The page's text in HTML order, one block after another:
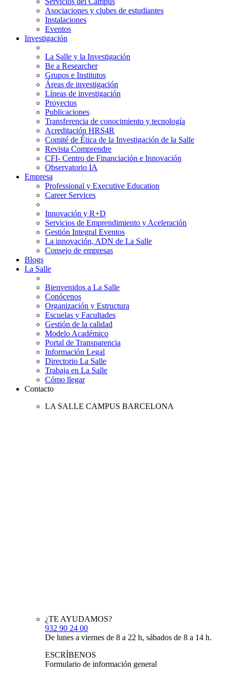
Asociaciones y clubes de estudiantes
Instalaciones
Eventos
Investigación
La Salle y la Investigación
Be a Researcher
Grupos e Institutos
Áreas de investigación
Líneas de investigación
Proyectos
Publicaciones
Transferencia de conocimiento y tecnología
Acreditación HRS4R
Comité de Ética de la Investigación de la Salle
Revista Comprendre
CFI- Centro de Financiación e Innovación
Observatorio IA
Empresa
Professional y Executive Education
Career Services
Innovación y R+D
Servicios de Emprendimiento y Aceleración
Gestión Integral Eventos
La innovación, ADN de La Salle
Consejo de empresas
Blogs
La Salle
Bienvenidos a La Salle
Conócenos
Organización y Estructura
Escuelas y Facultades
Gestión de la calidad
Modelo Académico
Portal de Transparencia
Información Legal
Directorio La Salle
Trabaja en La Salle
Cómo llegar
Contacto
LA SALLE CAMPUS BARCELONA
¿TE AYUDAMOS?
932 90 24 00
De lunes a viernes de 8 a 22 h, sábados de 8 a 14 h.
ESCRÍBENOS
Formulario de información general